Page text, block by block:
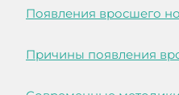
Появления вросшего
Причины появления